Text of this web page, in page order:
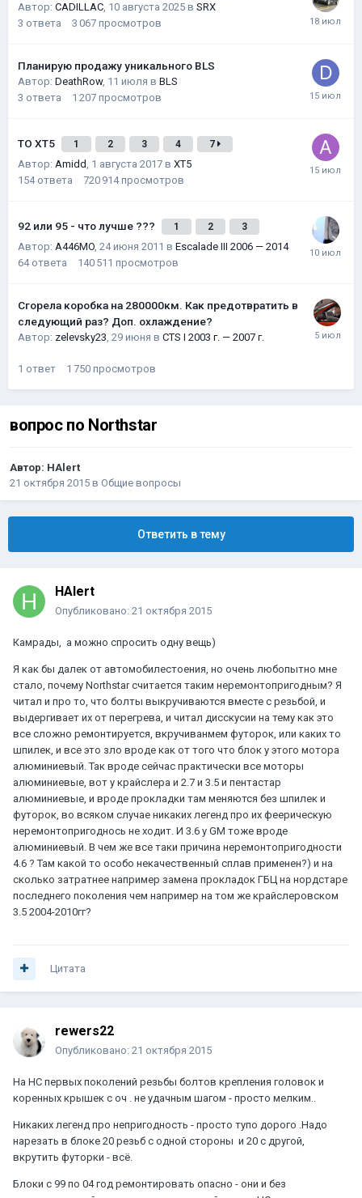
Автор: CADILLAC, 10 августа 2025 в SRX
3 ответа 3 067 просмотров
Планирую продажу уникального BLS
Автор: DeathRow, 11 июля в BLS
3 ответа 1 207 просмотров
ТО XT5 1 2 3 4 7
Автор: Amidd, 1 августа 2017 в XT5
154 ответа 720 914 просмотров
92 или 95 - что лучше ??? 1 2 3
Автор: A446MO, 24 июня 2011 в Escalade III 2006 — 2014
64 ответа 140 511 просмотров
Сгорела коробка на 280000км. Как предотвратить в
следующий раз? Доп. охлаждение?
Автор: zelevsky23, 29 июня в CTS I 2003 г. — 2007 г.
1 ответ 1 750 просмотров
вопрос по Northstar
Автор: HAlert
21 октября 2015 в Общие вопросы
Ответить в тему
HAlert
Опубликовано: 21 октября 2015
Камрады, а можно спросить одну вещь)
Я как бы далек от автомобилестоения, но очень любопытно мне
стало, почему Northstar считается таким неремонтопригодным? Я
читал и про то, что болты выкручиваются вместе с резьбой, и
выдергивает их от перегрева, и читал дисскусии на тему как это
все сложно ремонтируется, вкручиванмем футорок, или каких то
шпилек, и все это зло вроде как от того что блок у этого мотора
алюминиевый. Так вроде сейчас практически все моторы
алюминиевые, вот у крайслера и 2.7 и 3.5 и пентастар
алюминиевые, и вроде прокладки там меняются без шпилек и
футорок, во всяком случае никаких легенд про их феерическую
неремонтопригоднось не ходит. И 3.6 у GM тоже вроде
алюминиевый. В чем же все таки причина неремонтопригодности
4.6 ? Там какой то особо некачественный сплав применен?) и на
сколько затратнее например замена прокладок ГБЦ на нордстаре
последнего поколения чем например на том же крайслеровском
3.5 2004-2010гг?
Цитата
rewers22
Опубликовано: 21 октября 2015
На НС первых поколений резьбы болтов крепления головок и
коренных крышек с оч . не удачным шагом - просто мелким..
Никаких легенд про непригодность - просто тупо дорого .Надо
нарезать в блоке 20 резьб с одной стороны и 20 с другой,
вкрутить футорки - всё.
Блоки с 99 по 04 год ремонтировать опасно - они и без